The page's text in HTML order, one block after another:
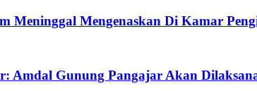
Meninggal Mengenaskan Di Kamar
Amdal Gunung Pangajar Akan